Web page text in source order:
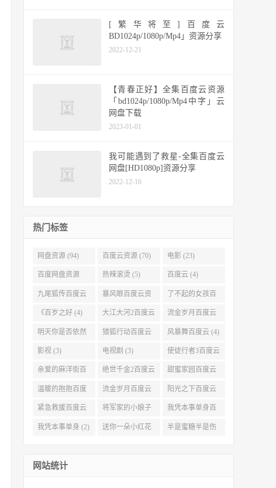
[繁华将至]百度云
BD1024p/1080p/Mp4」资源分享
2022-12-21
【青春正好】全集百度云资源
「bd1024p/1080p/Mp4中字」云
网盘下载
2023-01-01
我可能遇到了救星-全集百度云
网盘[HD1080p]资源分享
2022-12-16
热门标签
网盘资源 (94) 百度云资源 (70) 电影 (23)
百度网盘资源
(11)
热辣滚烫 (5) 百度云 (4)
九尾狐传百度云
(4)
暴风眼百度云资
源 (4)
了不起的女孩百
度云 (4)
《百岁之好 (4) 大江大河2百度云
(4)
流金岁月百度云
(4)
明天你是否依然
爱我百度云 (4)
猎狐行动百度云
(4)
风暴舞百度云 (4)
影视 (3) 电视剧 (3) 使徒行者3百度云
资源 (3)
亲爱的麻洋街百
度云资源 (3)
绝世千金2百度云
(3)
甜蜜家园百度云
(3)
温暖的抱抱百度
云 (3)
流金岁月百度云
完整网盘 (3)
阳光之下百度云
(3)
紧急救援百度云
资源 (2)
将军家的小娘子
百度云 (2)
我凭本事单身百
度云资源 (2)
我凭本事单身 (2) 送你一朵小红花 半是蜜糖半是伤
网站统计